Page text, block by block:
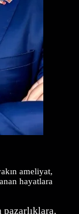
ameliyat,
hayatlara
pazarlıklara,